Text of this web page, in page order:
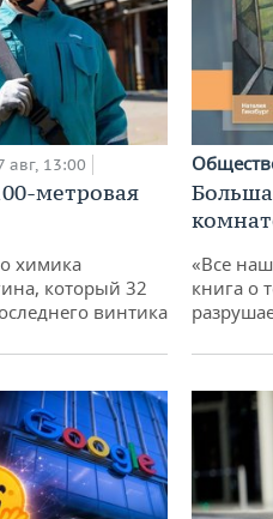
авг, 13:00
метровая
химика
который 32
винтика
«Все
книга о